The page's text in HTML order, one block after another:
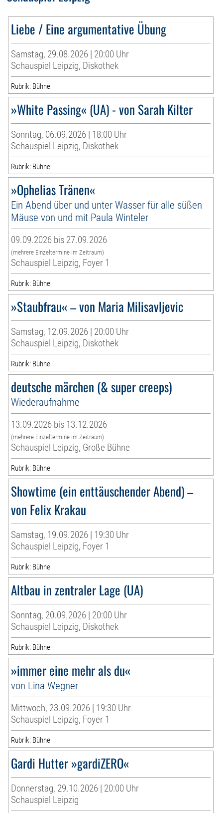
Liebe / Eine argumentative Übung
Samstag, 29.08.2026 | 20:00 Uhr
Schauspiel Leipzig, Diskothek
Rubrik: Bühne
»White Passing« (UA) - von Sarah Kilter
Sonntag, 06.09.2026 | 18:00 Uhr
Schauspiel Leipzig, Diskothek
Rubrik: Bühne
»Ophelias Tränen«
Ein Abend über und unter Wasser für alle süßen
Mäuse von und mit Paula Winteler
09.09.2026 bis 27.09.2026
(mehrere Einzeltermine im Zeitraum)
Schauspiel Leipzig, Foyer 1
Rubrik: Bühne
»Staubfrau« – von Maria Milisavljevic
Samstag, 12.09.2026 | 20:00 Uhr
Schauspiel Leipzig, Diskothek
Rubrik: Bühne
deutsche märchen (& super creeps)
Wiederaufnahme
13.09.2026 bis 13.12.2026
(mehrere Einzeltermine im Zeitraum)
Schauspiel Leipzig, Große Bühne
Rubrik: Bühne
Showtime (ein enttäuschender Abend) –
von Felix Krakau
Samstag, 19.09.2026 | 19:30 Uhr
Schauspiel Leipzig, Foyer 1
Rubrik: Bühne
Altbau in zentraler Lage (UA)
Sonntag, 20.09.2026 | 20:00 Uhr
Schauspiel Leipzig, Diskothek
Rubrik: Bühne
»immer eine mehr als du«
von Lina Wegner
Mittwoch, 23.09.2026 | 19:30 Uhr
Schauspiel Leipzig, Foyer 1
Rubrik: Bühne
Gardi Hutter »gardiZERO«
Donnerstag, 29.10.2026 | 20:00 Uhr
Schauspiel Leipzig